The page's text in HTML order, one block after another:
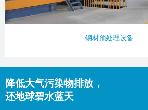
钢材预处理设备
降低大气污染物排放，
还地球碧水蓝天